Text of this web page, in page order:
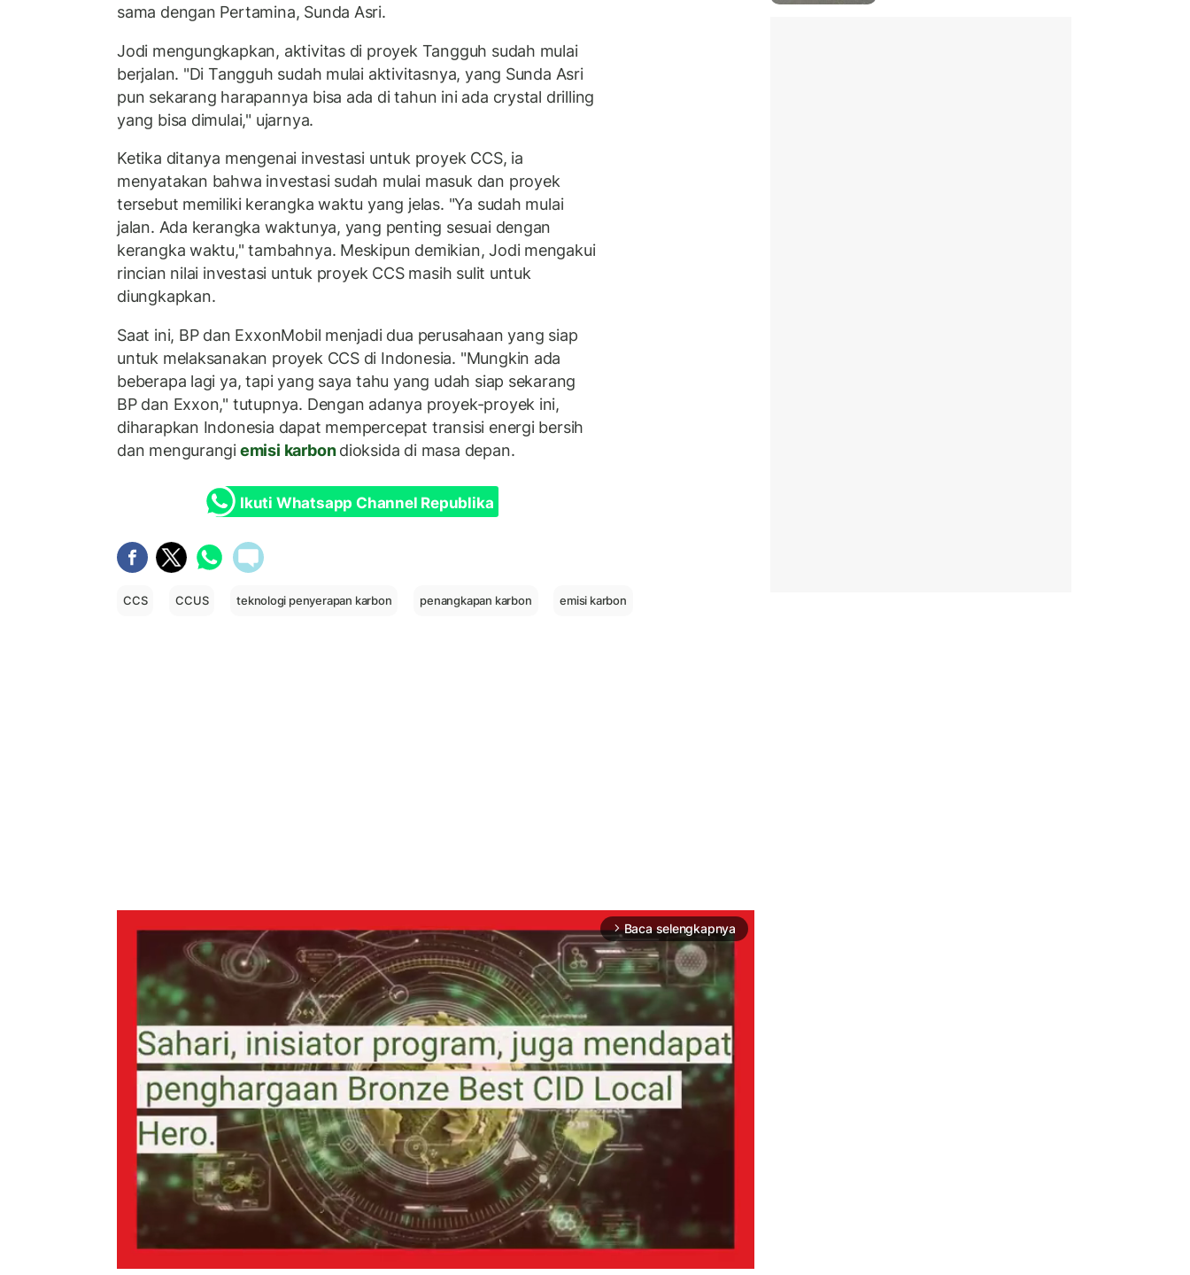
sama dengan Pertamina, Sunda Asri.
Jodi mengungkapkan, aktivitas di proyek Tangguh sudah mulai
berjalan. "Di Tangguh sudah mulai aktivitasnya, yang Sunda Asri
pun sekarang harapannya bisa ada di tahun ini ada crystal drilling
yang bisa dimulai," ujarnya.
Ketika ditanya mengenai investasi untuk proyek CCS, ia
menyatakan bahwa investasi sudah mulai masuk dan proyek
tersebut memiliki kerangka waktu yang jelas. "Ya sudah mulai
jalan. Ada kerangka waktunya, yang penting sesuai dengan
kerangka waktu," tambahnya. Meskipun demikian, Jodi mengakui
rincian nilai investasi untuk proyek CCS masih sulit untuk
diungkapkan.
Saat ini, BP dan ExxonMobil menjadi dua perusahaan yang siap
untuk melaksanakan proyek CCS di Indonesia. "Mungkin ada
beberapa lagi ya, tapi yang saya tahu yang udah siap sekarang
BP dan Exxon," tutupnya. Dengan adanya proyek-proyek ini,
diharapkan Indonesia dapat mempercepat transisi energi bersih
dan mengurangiemisi karbondioksida di masa depan.
Ikuti Whatsapp Channel Republika
CCS CCUS teknologi penyerapan karbon penangkapan karbon emisi karbon
arrow_forward_ios Baca selengkapnya